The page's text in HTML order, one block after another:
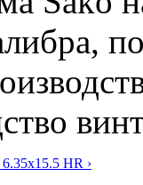
HR ›